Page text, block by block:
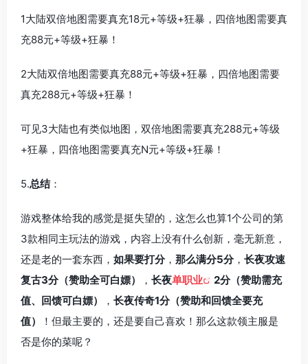
1大陆双倍地图需要真充18元+等级+狂暴，四倍地图需要真
充88元+等级+狂暴！
2大陆双倍地图需要真充88元+等级+狂暴，四倍地图需要
真充288元+等级+狂暴！
可见3大陆也有类似地图，双倍地图需要真充288元+等级
+狂暴，四倍地图需要真充N元+等级+狂暴！
5.总结：
游戏整体给我的感觉是挺失望的，这怎么也算1个公司的第
3款相同主玩法的游戏，内容上没有什么创新，毫无新意，
还是老的一套东西， 如果要打分， 那么满分5分， 长夜攻速
复古3分（赞助全可白嫖）
， 长夜单职业
2分（赞助需充
值、回馈可白嫖）
， 长夜传奇1分（赞助和回馈全要充
值）
！但最主要的，还是要自己喜欢！那么这款领主服是
否是你的菜呢？